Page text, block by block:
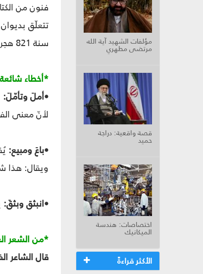
مؤلفات الشهيد آية الله
مرتضى مطهري
قصة واقعية: دراجة
حميد
اختصاصات: هندسة
الميكانيك
الأكثر قراءةً
فنون من
سنة 821 هجرية).
*أخطاء شائعة
•أملَ وتأمّلَ:
لأنّ معنى
•باعَ ومبيع:
ويقال: هذا
•انبثق وبثقَ:
*من الشعر
قال الشاعر